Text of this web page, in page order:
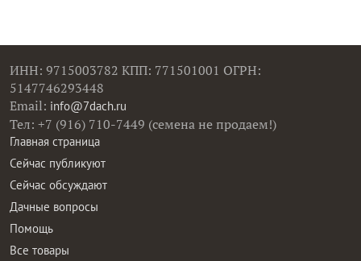
ИНН: 9715003782 КПП: 771501001 ОГРН:
5147746293448
Email: info@7dach.ru
Тел: +7 (916) 710-7449 (семена не продаем!)
Главная страница
Сейчас публикуют
Сейчас обсуждают
Дачные вопросы
Помощь
Все товары